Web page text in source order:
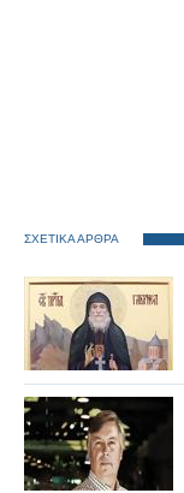
ΣΧΕΤΙΚΑ ΑΡΘΡΑ